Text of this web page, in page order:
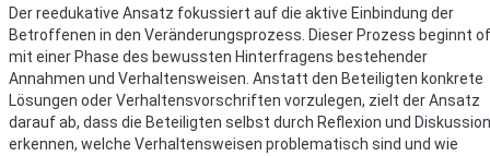
Der reedukative Ansatz fokussiert auf die aktive Einbindung der
Betroffenen in den Veränderungsprozess. Dieser Prozess beginnt
mit einer Phase des bewussten Hinterfragens bestehender
Annahmen und Verhaltensweisen. Anstatt den Beteiligten konkrete
Lösungen oder Verhaltensvorschriften vorzulegen, zielt der Ansatz
darauf ab, dass die Beteiligten selbst durch Reflexion und Diskussion
erkennen, welche Verhaltensweisen problematisch sind und wie